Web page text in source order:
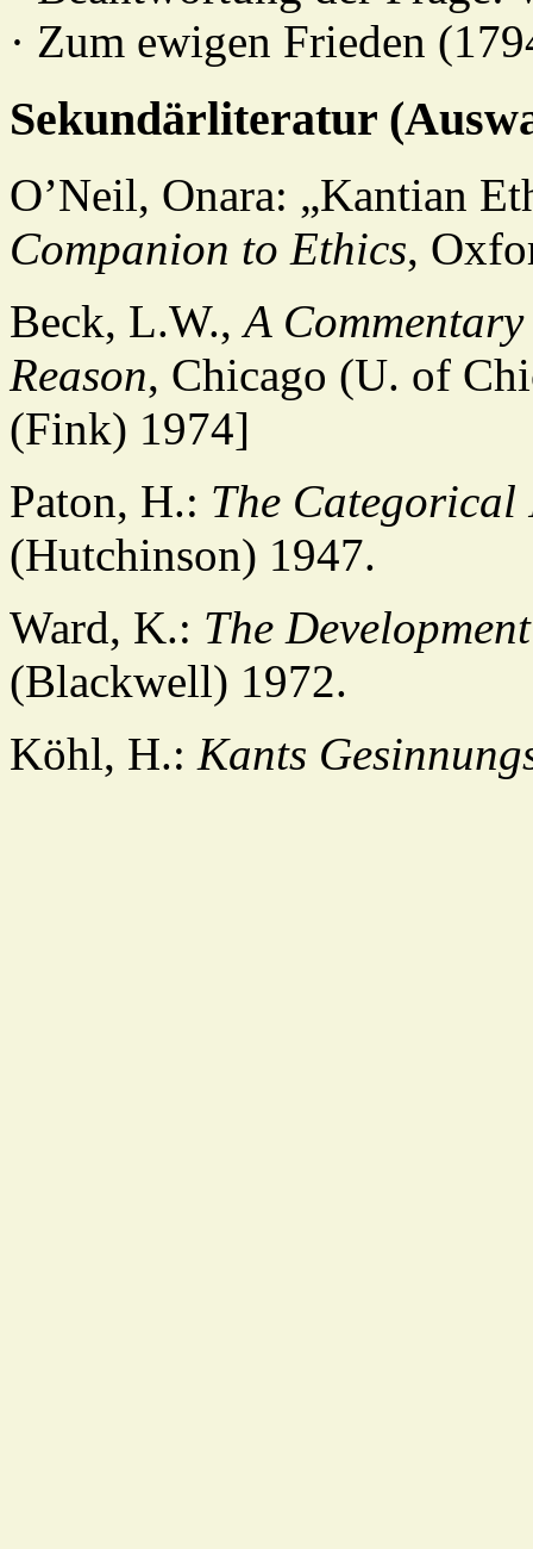
· Zum ewigen Frieden
Sekundärliteratur
O’Neil, Onara: „Kantian
Companion to Ethics,
Beck, L.W.,A
Reason, Chicago (U. of
(Fink) 1974]
Paton, H.: The Categorical
(Hutchinson) 1947.
Ward, K.: The
(Blackwell) 1972.
Köhl, H.: Kants